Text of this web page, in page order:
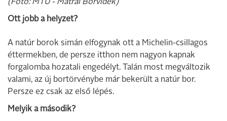
(Fotó: MTÜ - Mátrai Borvidék)
Ott jobb a helyzet?
A natúr borok simán elfogynak ott a Michelin-csillagos
éttermekben, de persze itthon nem nagyon kapnak
forgalomba hozatali engedélyt. Talán most megváltozik
valami, az új bortörvénybe már bekerült a natúr bor.
Persze ez csak az első lépés.
Melyik a második?